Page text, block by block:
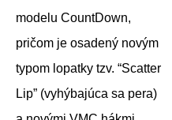
modelu CountDown,
pričom je osadený novým
typom lopatky tzv. “Scatter
Lip” (vyhýbajúca sa pera)